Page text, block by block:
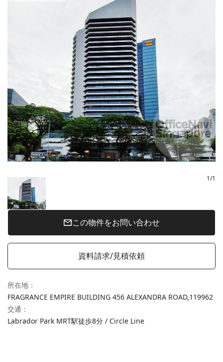
1/1
この物件をお問い合わせ
資料請求/見積依頼
所在地 ：
FRAGRANCE EMPIRE BUILDING 456 ALEXANDRA ROAD,119962
交通 ：
Labrador Park MRT駅徒歩8分 / Circle Line